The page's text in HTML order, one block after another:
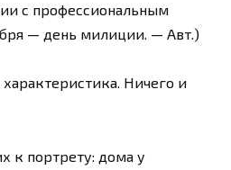
с профессиональным
— день милиции. — Авт.)
Ничего и
к портрету: дома у